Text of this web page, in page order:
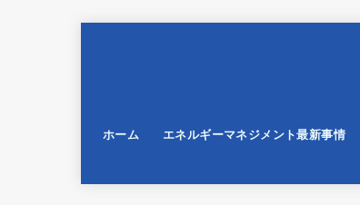
ホーム エネルギーマネジメント最新事情